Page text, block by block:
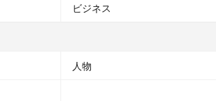
ビジネス
人物